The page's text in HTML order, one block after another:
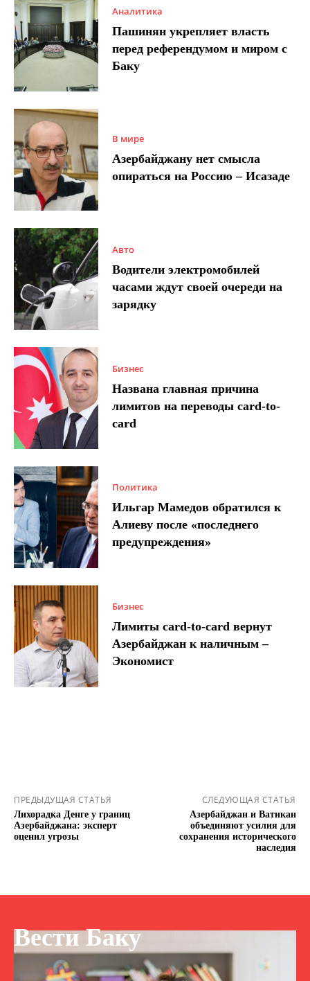
Аналитика
Пашинян укрепляет власть
перед референдумом и миром с
Баку
В мире
Азербайджану нет смысла
опираться на Россию – Исазаде
Авто
Водители электромобилей
часами ждут своей очереди на
зарядку
Бизнес
Названа главная причина
лимитов на переводы card-to-
card
Политика
Ильгар Мамедов обратился к
Алиеву после «последнего
предупреждения»
Бизнес
Лимиты card-to-card вернут
Азербайджан к наличным –
Экономист
ПРЕДЫДУЩАЯ СТАТЬЯ
Лихорадка Денге у границ
Азербайджана: эксперт
оценил угрозы
СЛЕДУЮЩАЯ СТАТЬЯ
Азербайджан и Ватикан
объединяют усилия для
сохранения исторического
наследия
Вести Баку